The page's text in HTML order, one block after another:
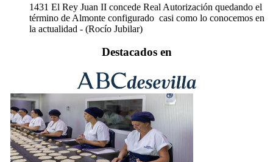
1431 El Rey Juan II concede Real Autorización quedando el
término de Almonte configurado casi como lo conocemos en
la actualidad - (Rocío Jubilar)
Destacados en